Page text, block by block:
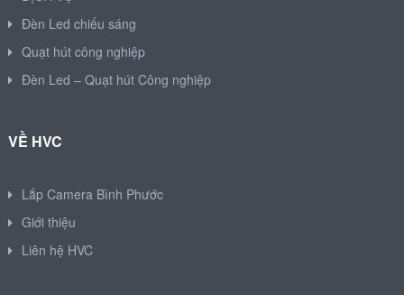
Đèn Led chiếu sáng
Quạt hút công nghiệp
Đèn Led – Quạt hút Công nghiệp
VỀ HVC
Lắp Camera Bình Phước
Giới thiệu
Liên hệ HVC